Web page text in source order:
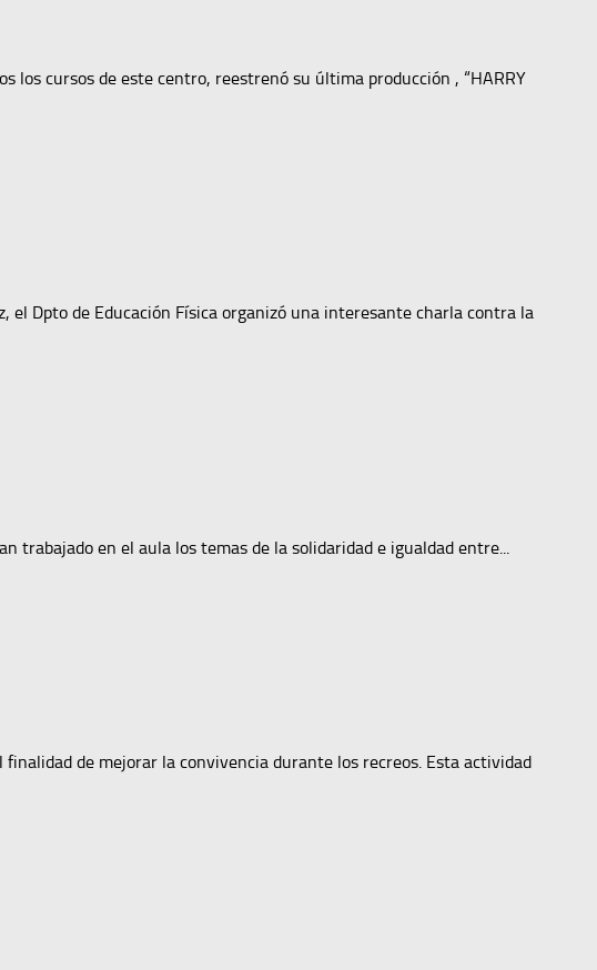
los cursos de este centro, reestrenó su última producción , “HARRY
el Dpto de Educación Física organizó una interesante charla contra la
trabajado en el aula los temas de la solidaridad e igualdad entre...
de mejorar la convivencia durante los recreos. Esta actividad